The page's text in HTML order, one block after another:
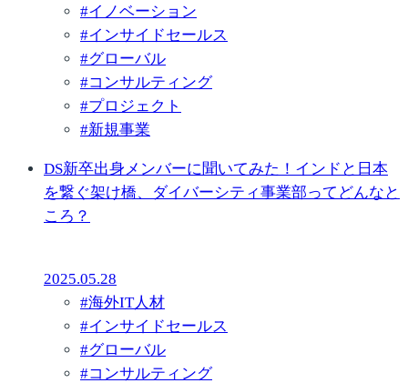
#イノベーション
#インサイドセールス
#グローバル
#コンサルティング
#プロジェクト
#新規事業
DS新卒出身メンバーに聞いてみた！インドと日本
を繋ぐ架け橋、ダイバーシティ事業部ってどんなと
ころ？
2025.05.28
#海外IT人材
#インサイドセールス
#グローバル
#コンサルティング